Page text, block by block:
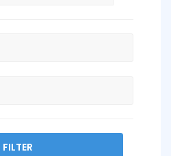
FILTER